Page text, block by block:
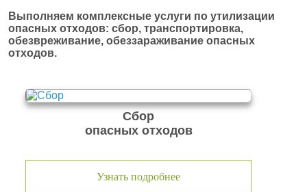
Выполняем комплексные услуги по утилизации
опасных отходов: сбор, транспортировка,
обезвреживание, обеззараживание опасных
отходов.
Сбор
опасных отходов
Узнать подробнее